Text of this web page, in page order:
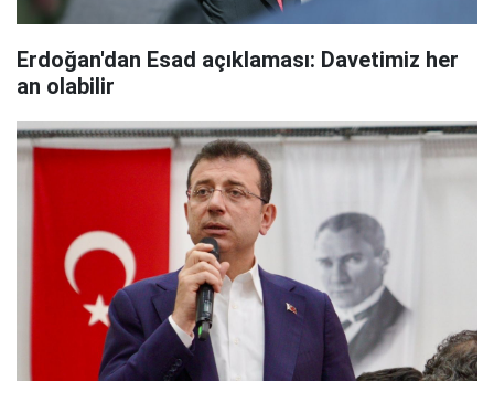
Erdoğan'dan Esad açıklaması: Davetimiz her
an olabilir